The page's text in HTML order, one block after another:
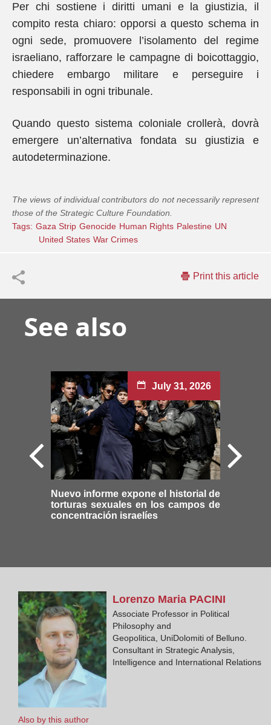
Per chi sostiene i diritti umani e la giustizia, il
compito resta chiaro: opporsi a questo schema in
ogni sede, promuovere l’isolamento del regime
israeliano, rafforzare le campagne di boicottaggio,
chiedere embargo militare e perseguire i
responsabili in ogni tribunale.
Quando questo sistema coloniale crollerà, dovrà
emergere un’alternativa fondata su giustizia e
autodeterminazione.
The views of individual contributors do not necessarily represent
those of the Strategic Culture Foundation.
Tags: Gaza Strip Genocide Human Rights Palestine UN
United States War Crimes
Print this article
See also
July 31, 2026
Nuevo informe expone el historial de
torturas sexuales en los campos de
concentración israelíes
Also by this author
Lorenzo Maria PACINI
Associate Professor in Political
Philosophy and
Geopolitica, UniDolomiti of Belluno.
Consultant in Strategic Analysis,
Intelligence and International Relations